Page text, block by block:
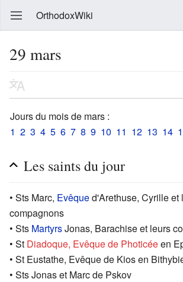
OrthodoxWiki
29 mars
Jours du mois de mars :
1 2 3 4 5 6 7 8 9 10 11 12 13 14
Les saints du jour
• Sts Marc, Evêqued'Arethuse, Cyrille et
compagnons
• Sts MartyrsJonas, Barachise et leurs
• St Diadoque, Evêque de Photicéeen
• St Eustathe, Evêque de Kios en
• Sts Jonas et Marc de Pskov